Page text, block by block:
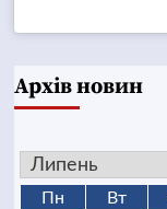
Архів новин
Пн Вт